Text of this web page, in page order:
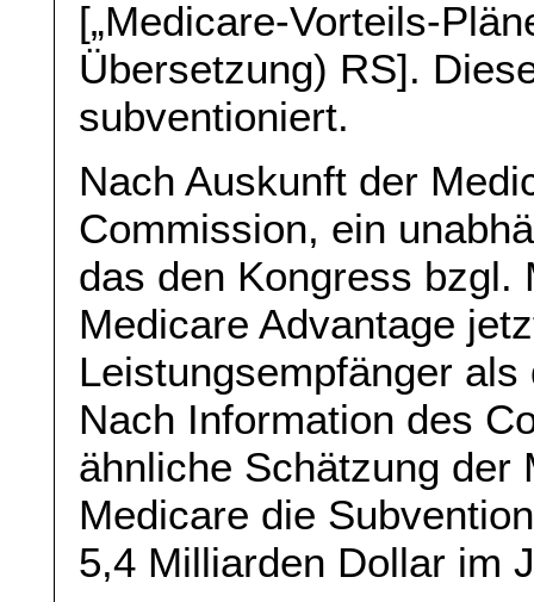
[„Medicare-Vorteils-
Übersetzung) RS].
subventioniert.
Nach Auskunft der
Commission, ein
das den Kongress bzgl.
Medicare Advantage
Leistungsempfänger
Nach Information des
ähnliche Schätzung der
Medicare die
5,4 Milliarden Dollar im